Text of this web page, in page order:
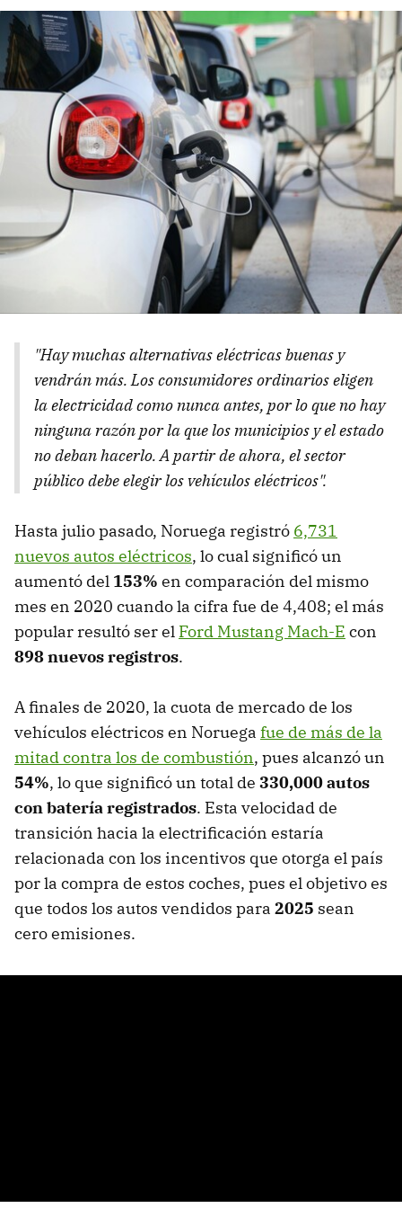
"Hay muchas alternativas eléctricas buenas y
vendrán más. Los consumidores ordinarios eligen
la electricidad como nunca antes, por lo que no hay
ninguna razón por la que los municipios y el estado
no deban hacerlo. A partir de ahora, el sector
público debe elegir los vehículos eléctricos".
Hasta julio pasado, Noruega registró 6,731
nuevos autos eléctricos, lo cual significó un
aumentó del 153% en comparación del mismo
mes en 2020 cuando la cifra fue de 4,408; el más
popular resultó ser el Ford Mustang Mach-E con
898 nuevos registros.
A finales de 2020, la cuota de mercado de los
vehículos eléctricos en Noruega fue de más de la
mitad contra los de combustión, pues alcanzó un
54%, lo que significó un total de 330,000 autos
con batería registrados. Esta velocidad de
transición hacia la electrificación estaría
relacionada con los incentivos que otorga el país
por la compra de estos coches, pues el objetivo es
que todos los autos vendidos para 2025 sean
cero emisiones.